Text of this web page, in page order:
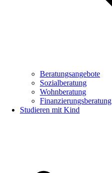
Beratungsangebote
Sozialberatung
Wohnberatung
Finanzierungsberatung
Studieren mit Kind